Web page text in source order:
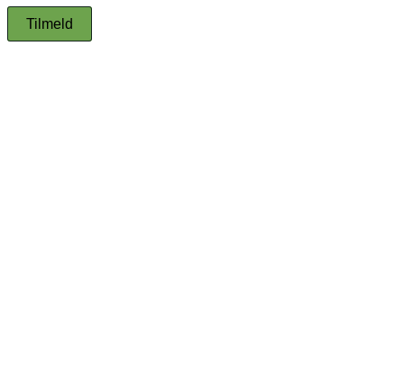
Tilmeld